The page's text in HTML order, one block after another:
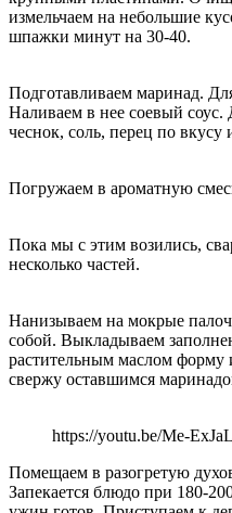
измельчаем на небольшие
шпажки минут на 30-40.
Подготавливаем маринад.
Наливаем в нее соевый соус.
чеснок, соль, перец по вкусу
Погружаем в ароматную
Пока мы с этим возились,
несколько частей.
Нанизываем на мокрые
собой. Выкладываем
растительным маслом
свержу оставшимся
https://youtu.be/Me-
Помещаем в разогретую
Запекается блюдо при 180-